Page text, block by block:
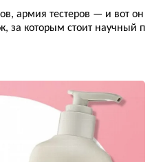
армия тестеров — и вот он
за которым стоит научный п